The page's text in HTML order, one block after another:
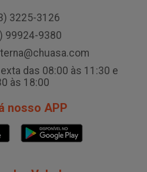
3225-3126
99924-9380
das 08:00 às 11:30 e
às 18:00
nosso APP